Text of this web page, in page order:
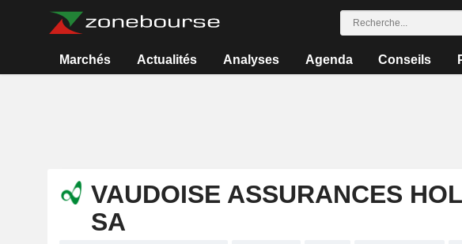
Marchés Actualités Analyses Agenda Conseils
VAUDOISE ASSURANCES
SA